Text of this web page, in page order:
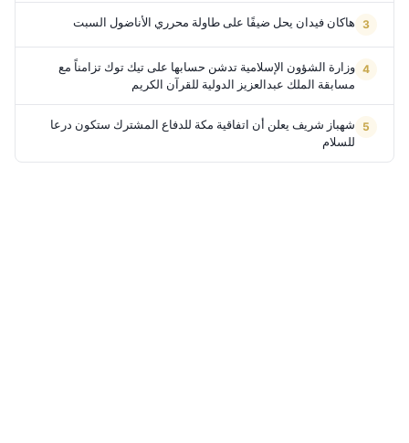
هاكان فيدان يحل ضيفًا على طاولة محرري الأناضول السبت
وزارة الشؤون الإسلامية تدشن حسابها على تيك توك تزامناً مع
مسابقة الملك عبدالعزيز الدولية للقرآن الكريم
شهباز شريف يعلن أن اتفاقية مكة للدفاع المشترك ستكون درعا
للسلام